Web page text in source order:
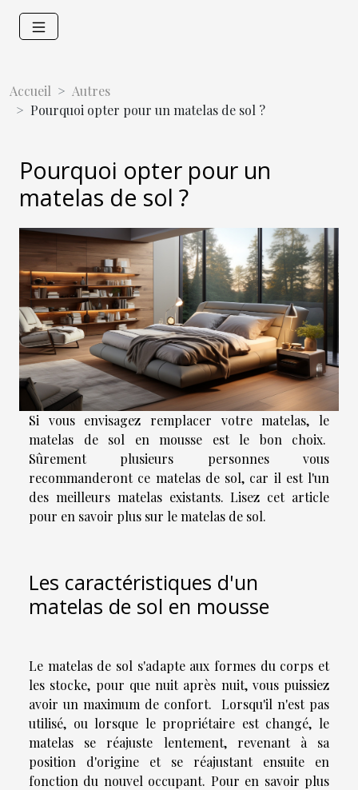
Accueil
Autres
Pourquoi opter pour un matelas de sol ?
Pourquoi opter pour un
matelas de sol ?
Si vous envisagez remplacer votre matelas, le
matelas de sol en mousse est le bon choix.
Sûrement plusieurs personnes vous
recommanderont ce matelas de sol, car il est l'un
des meilleurs matelas existants. Lisez cet article
pour en savoir plus sur le matelas de sol.
Les caractéristiques d'un
matelas de sol en mousse
Le matelas de sol s'adapte aux formes du corps et
les stocke, pour que nuit après nuit, vous puissiez
avoir un maximum de confort. Lorsqu'il n'est pas
utilisé, ou lorsque le propriétaire est changé, le
matelas se réajuste lentement, revenant à sa
position d'origine et se réajustant ensuite en
fonction du nouvel occupant. Pour en savoir plus